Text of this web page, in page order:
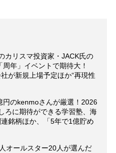
カリスマ投資家・JACK氏の
周年」イベントで期待大！
が新規上場予定ほか“再現性
円のkenmoさんが厳選！2026
ろに期待ができる学習塾、海
銘柄ほか、「5年で1億貯め
オールスター20人が選んだ